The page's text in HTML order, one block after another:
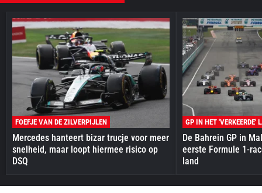
FOEFJE VAN DE ZILVERPIJLEN
Mercedes hanteert bizar trucje voor meer
snelheid, maar loopt hiermee risico op
DSQ
GP IN HET 'VERKEERDE'
De Bahrein GP in
eerste Formule 1-
land